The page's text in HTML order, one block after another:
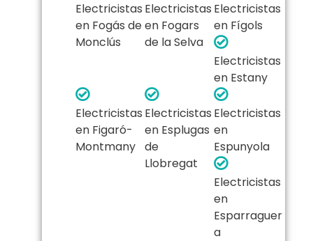
Electricistas
en Fogás de
Monclús
Electricistas
en Fogars
de la Selva
Electricistas
en Fígols
Electricistas
en Estany
Electricistas
en Figaró-
Montmany
Electricistas
en Esplugas
de
Llobregat
Electricistas
en
Espunyola
Electricistas
en
Esparraguer
a